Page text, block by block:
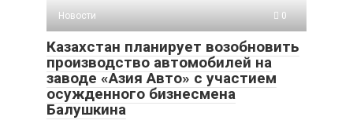
Новости
0
Казахстан планирует возобновить
производство автомобилей на
заводе «Азия Авто» с участием
осужденного бизнесмена
Балушкина